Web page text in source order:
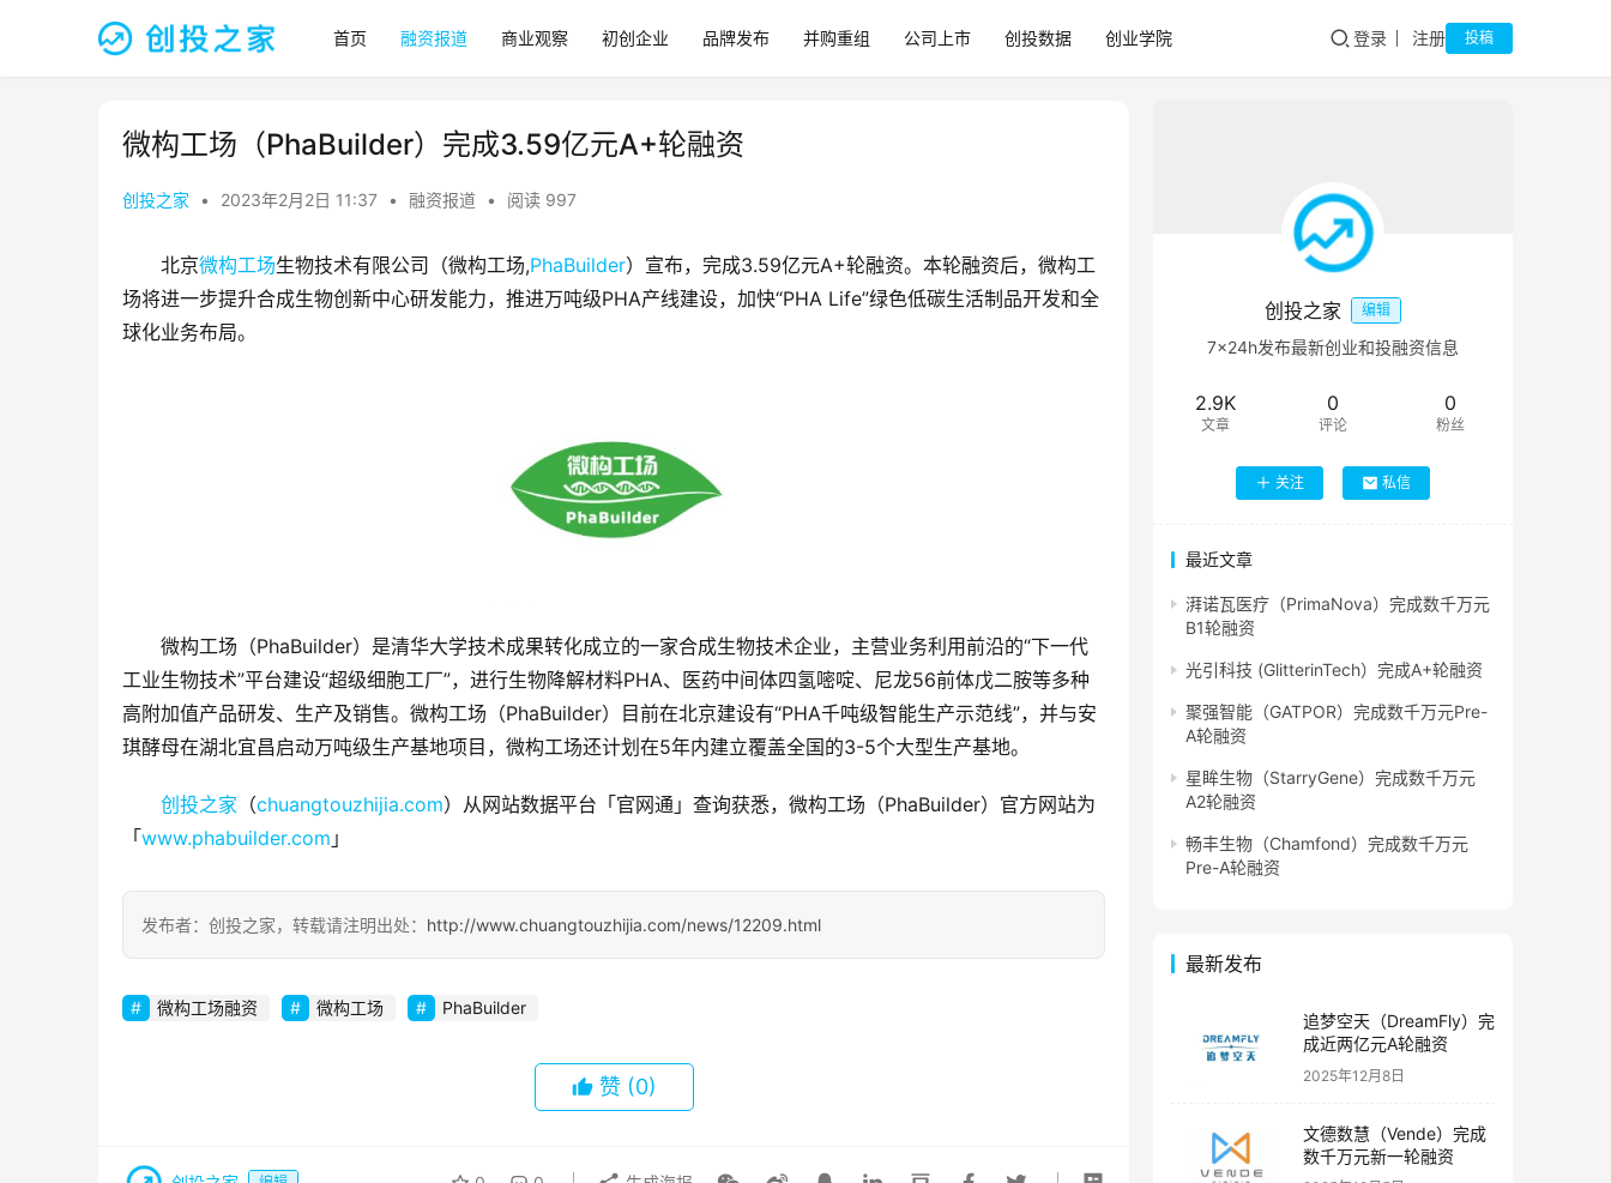
首页 融资报道 商业观察 初创企业 品牌发布 并购重组 公司上市 创投数据 创业学院 登录 注册 投稿
微构工场（PhaBuilder）完成3.59亿元A+轮融资
创投之家 • 2023年2月2日 11:37 • 融资报道 • 阅读 997
北京微构工场生物技术有限公司（微构工场,PhaBuilder）宣布，完成3.59亿元A+轮融资。本轮融资后，微构工
场将进一步提升合成生物创新中心研发能力，推进万吨级PHA产线建设，加快“PHA Life”绿色低碳生活制品开发和全
球化业务布局。
微构工场（PhaBuilder）是清华大学技术成果转化成立的一家合成生物技术企业，主营业务利用前沿的“下一代
工业生物技术”平台建设“超级细胞工厂”，进行生物降解材料PHA、医药中间体四氢嘧啶、尼龙56前体戊二胺等多种
高附加值产品研发、生产及销售。微构工场（PhaBuilder）目前在北京建设有“PHA千吨级智能生产示范线”，并与安
琪酵母在湖北宜昌启动万吨级生产基地项目，微构工场还计划在5年内建立覆盖全国的3-5个大型生产基地。
创投之家 （chuangtouzhijia.com）从网站数据平台「官网通」查询获悉，微构工场（PhaBuilder）官方网站为
「www.phabuilder.com 」
发布者：创投之家，转载请注明出处： http://www.chuangtouzhijia.com/news/12209.html
微构工场融资 微构工场 PhaBuilder
赞 (0)
创投之家 编辑
7×24h发布最新创业和投融资信息
2.9K
文章
0
评论
0
粉丝
关注 私信
最近文章
湃诺瓦医疗（PrimaNova）完成数千万元
B1轮融资
光引科技 (GlitterinTech）完成A+轮融资
聚强智能（GATPOR）完成数千万元Pre-
A轮融资
星眸生物（StarryGene）完成数千万元
A2轮融资
畅丰生物（Chamfond）完成数千万元
Pre-A轮融资
最新发布
追梦空天（DreamFly）完
成近两亿元A轮融资
2025年12月8日
文德数慧（Vende）完成
数千万元新一轮融资